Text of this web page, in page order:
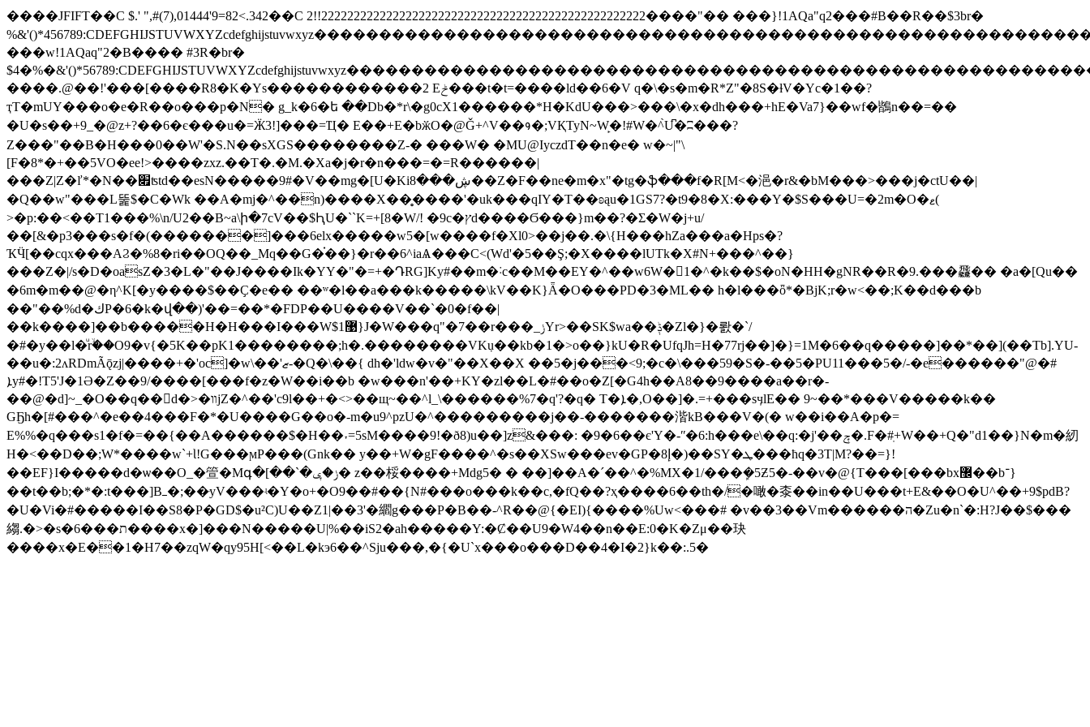
����JFIFT��C $.' ",#(7),01444'9=82<.342��C 2!!22222222222222222222222222222222222222222222222222����"�� ���}!1AQa"q2���#B��R��$3br�
���w!1AQaq"2�B���� #3R�br�
����.@��!'���[����R8�K�Ys������������2 Eݲ���t�t=����ld��6�V q�\�s�m�R*Z"�8S�ɫV�Yc�1��?
ҭT�mUY���o�e�R��o���p�N� g_k�6�ե ��Db�*r\�g0cX1������*H�KdU���>���\�x�dh���+hE�Va7}��wf�鶛n��=��
�U�s��+9_�@z+?��6�є���u�=Ӝ3!]���=Ҵ� E��+E�bӂO�@Ǧ+^V��᱁�;VҚTyN~W̙�!#W�^̀U͆�ʭ���?
Z���"��B�H���0��W'�S.N؜��sXGS��������Z-� ���W� �MU@IyczdT��n�e� w�~|"\
[F�8*�+��5VO�ee!>����zxz.��T�.�M.�Xa�j�r�n���=�=R������|
���Z|Z�ľ*�N��׏ʦtd��esN�����9#�V��mg�[U�Kiڜ���8��Z�F��ne�m�x"�tg�ֆ���f�R[M<�浥�r&�bM���>���j�ctU��|
�Q��w"���L뚩$�C�Wk ��A�mj�^��n)����X��̥����'�uk���qIY�T��ʚąu�1GS7?�t9�8�X:���Y�$S���U=�2m�O�ޱ(
>�p:��<��T1���%\n/U2��B~a\ի�7cV��$ԦU�``K=+[8�W/! �9c�ץd����Ϭ���}m��?�Ʃ�W�j+u/
��[&�p3���s�f�(�������]���6elx�����w5�[w����f�Xl0>��j��.�\{H���hZa���a�Hps�?
ҠӴ[��cqx���AϨ�%8�ri��OQ��_Mq��G�֗��}�r��6^iaѦ���C<(Wd'�5��Ş;�X����lUTk�X#N+���^��}
���Z�|/s�D�oasZ�3�L�"��J����Ik�YY�"�=+�ԴRG]Ky#��m�˸c��M��EY�^��w6W�1�^�k��$�oN�HH�gNR��R�9.���飝�� �a�[Qu��
�6m�m��@�η^K[�y����$��Ҫ�e�� ��ʷ�l��a���k�����\kV��K}Ǟ�O���PD�3�ML�� h�l���ȫ*�BjK;r�w<��;K��d���b
��"��%d�كP�6�k�վ��)'��=��*�FDP��U����V��`�0�f��|
��k����]��b�����H�H���I���W$1޹}J�W���q"�7��r���_ݫYr>��SK$wa��ݙ�Zl�}�뢄�`/
�#�y��l�ͧrۙ��O9�v{�5K��pK1��������;h�.��������VKٜu��kb�1�>o��}kU�R�UfqJh=H�77rj��]�}=1M�6��q�����]��*��](��Tb].YU-
��u�:2ʌRDmÃǭzj|����+�'oc]�w\��'ޒ-�Q�\��{ dh�'ldw�v�"��X��X ��5�j���<9;�c�\���59�S�-��5�PU11���5�/-�e������"@�#
ܐy#�!T5'J�1Ә�Z��9/����[���f�z�W��i��b �w���n'��+KY�zl��L�#��o�Z[�G4h��A8��9����a��r�-
��@�d]~_�O��q��⃐d�>�װjZ�^��'c9l��+�<>��щ~��^l_\������%7�q'?�q� T�ܐ�,O��]�.=+���sӌlE�� 9~��*���V�����k��
GҔh�[#���^�e��4���F�*�U����G��o�-m�u9^pzU�^���������j��-�������湝kB���V�(� w��i��A�p�=
E%%�q���s1�f�=��{��A������$�H��˕=5sM����9!�ð8)u��]z&���: �9�6��є'Y�-ʺ�6:h���e\��q:�j'��ݼ�.F�#ֽ+W��+Q�"d1��}N�m�紉
H�<��D��;W*����w`+Ɩ!G���ϻP���(Gnk�� y��+W�gF����^�s��XSw���еv�GP�إ8�)��SY�ܛ���ħq�3T|M?��=}!
��EF}I�����d�ѡ��O_�箮�Μգ�[��`�ݫ�ݷ� z��桵����+Mdg5� � ��]��A�ˊ��^�%MX�1/���ܾ�5Ƶ5�-��v�@{T���[���bx޼��b־}
��t��b;�*�:t���]Bߺ�;��ּyV���ʵ�Y�o+�O9��#��{N#���o���k��c,�fQ��?ҳ����6��th�/�噉�桼��in��U���t+E&��O�U^��+9$pdB?
�U�Vi�#�����I��S8�P�GD$�u²C)U��Z1|��3'�䌪g���P�B��-^R��@{�EI){����%Uw<���# �v��3��Vm������ה�Zu�n`�:H?J��$���
縐.�>�s�6���ת����x�]���N�����U|%��iS2�ah�����Y:�Ȼ��U9�W4��n��E:0�K�Zμ��玦
����x�E��1�H7��zqW�qy95H[<��L�kэ6��^Sju���,�{�U`x���o���D��4�I�2}k��:.5�